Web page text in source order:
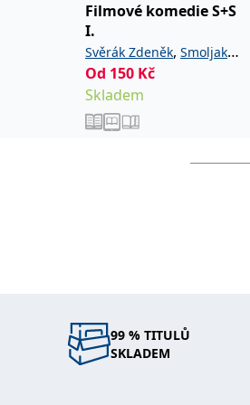
Filmové komedie S+S
I.
Svěrák Zdeněk, Smoljak
Ladislav
Od 150 Kč
Skladem
99 % TITULŮ
SKLADEM